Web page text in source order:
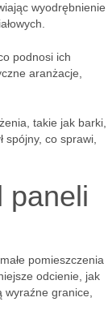
wyodrębnienie
podnosi ich
aranżacje,
takie jak barki,
spójny, co sprawi,
paneli
pomieszczenia
odcienie, jak
granice,